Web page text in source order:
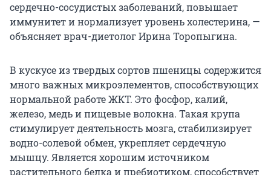
сердечно-сосудистых заболеваний, повышает
иммунитет и нормализует уровень холестерина, —
объясняет врач-диетолог Ирина Торопыгина.
В кускусе из твердых сортов пшеницы содержится
много важных микроэлементов, способствующих
нормальной работе ЖКТ. Это фосфор, калий,
железо, медь и пищевые волокна. Такая крупа
стимулирует деятельность мозга, стабилизирует
водно-солевой обмен, укрепляет сердечную
мышцу. Является хорошим источником
растительного белка и пребиотиком, способствует